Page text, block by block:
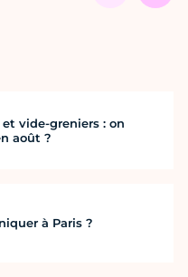
vide-greniers : on
août ?
à Paris ?